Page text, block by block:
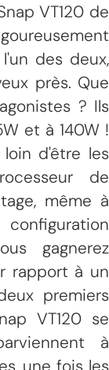
VT120 de
des deux,
près. Que
? Ils
et à 140W !
d'être les
de
même à
gagnerez
rapport à un
premiers
VT120 se
à
une fois les